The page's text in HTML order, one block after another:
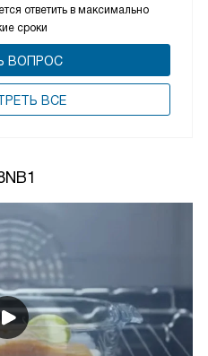
ответить в максимально
сроки
ВОПРОС
ВСЕ